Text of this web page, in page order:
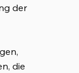
der
die